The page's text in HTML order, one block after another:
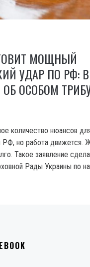
МОЩНЫЙ
УДАР ПО РФ:
ОСОБОМ
количество нюансов
РФ, но работа движется.
Такое заявление
Рады Украины по